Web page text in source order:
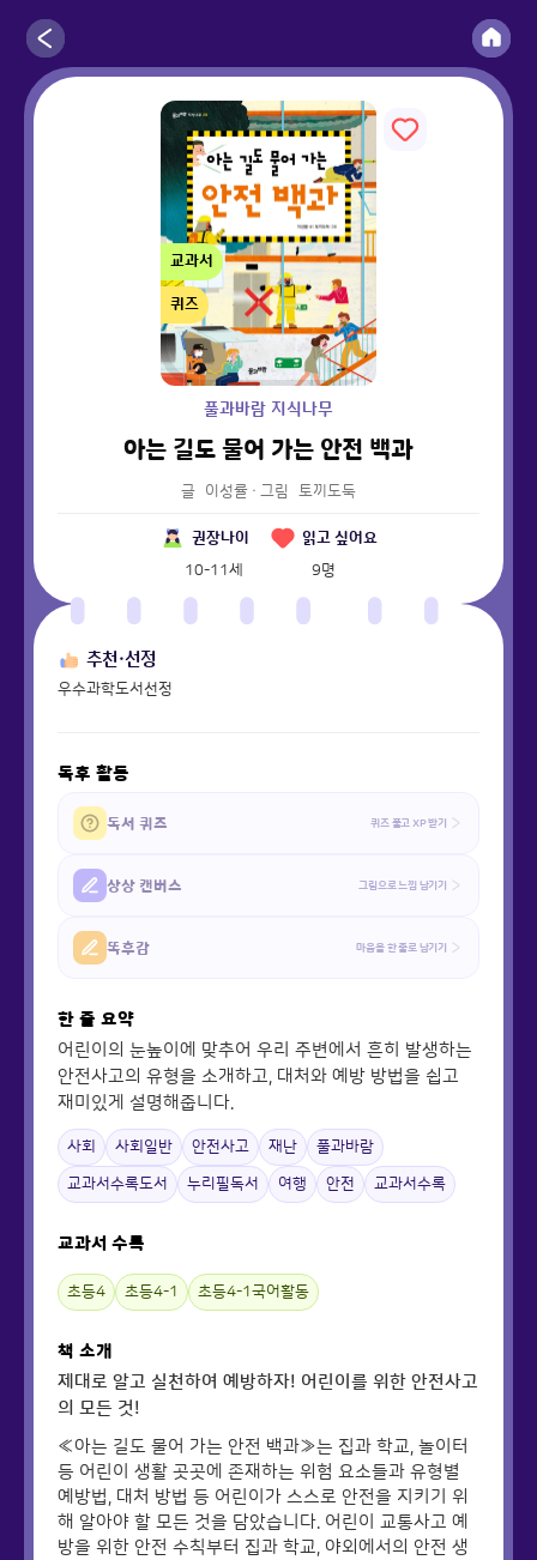
교과서
퀴즈
풀과바람 지식나무
아는 길도 물어 가는 안전 백과
글 이성률 · 그림 토끼도둑
권장나이
10-11세
읽고 싶어요
9명
추천·선정
우수과학도서선정
독후 활동
독서 퀴즈 퀴즈 풀고 XP 받기
상상 캔버스 그림으로 느낌 남기기
똑후감 마음을 한 줄로 남기기
한 줄 요약
어린이의 눈높이에 맞추어 우리 주변에서 흔히 발생하는
안전사고의 유형을 소개하고, 대처와 예방 방법을 쉽고
재미있게 설명해줍니다.
사회 사회일반 안전사고 재난 풀과바람
교과서수록도서 누리필독서 여행 안전 교과서수록
교과서 수록
초등4 초등4-1 초등4-1국어활동
책 소개
제대로 알고 실천하여 예방하자! 어린이를 위한 안전사고
의 모든 것!
≪아는 길도 물어 가는 안전 백과≫는 집과 학교, 놀이터
등 어린이 생활 곳곳에 존재하는 위험 요소들과 유형별
예방법, 대처 방법 등 어린이가 스스로 안전을 지키기 위
해 알아야 할 모든 것을 담았습니다. 어린이 교통사고 예
방을 위한 안전 수칙부터 집과 학교, 야외에서의 안전 생